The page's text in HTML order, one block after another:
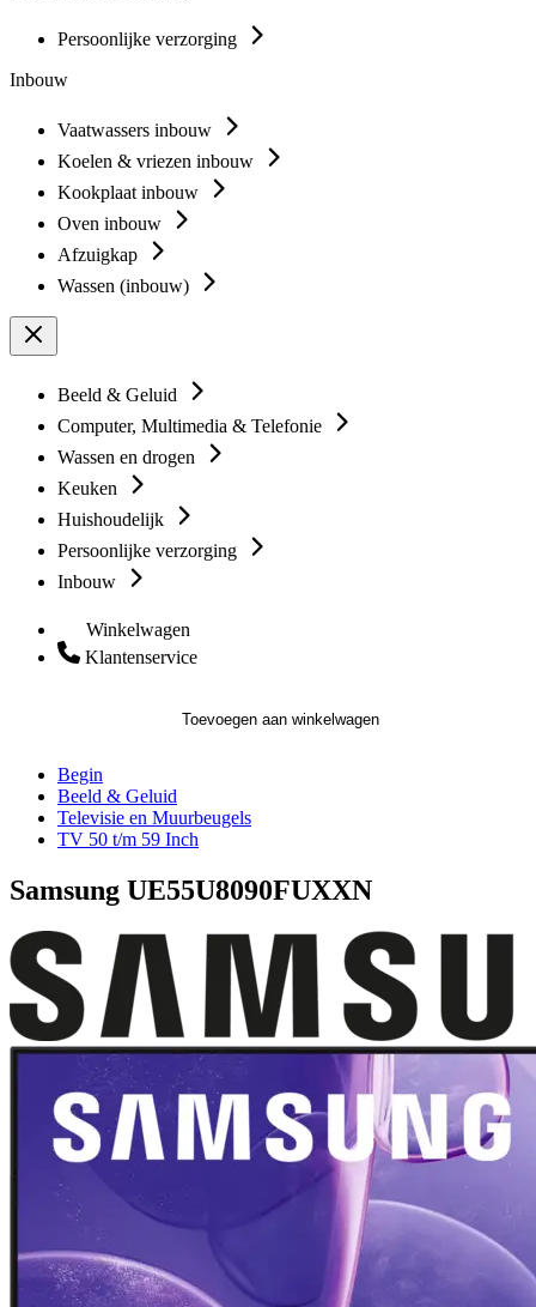
Persoonlijke verzorging
Inbouw
Vaatwassers inbouw
Koelen & vriezen inbouw
Kookplaat inbouw
Oven inbouw
Afzuigkap
Wassen (inbouw)
Beeld & Geluid
Computer, Multimedia & Telefonie
Wassen en drogen
Keuken
Huishoudelijk
Persoonlijke verzorging
Inbouw
Winkelwagen
Klantenservice
Toevoegen aan winkelwagen
Begin
Beeld & Geluid
Televisie en Muurbeugels
TV 50 t/m 59 Inch
Samsung UE55U8090FUXXN